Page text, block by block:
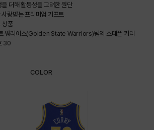
더해 활동성을 고려한 원단
랑받는 프리미엄 기프트
품
워리어스(Golden State Warriors)팀의 스테픈 커리
30
COLOR